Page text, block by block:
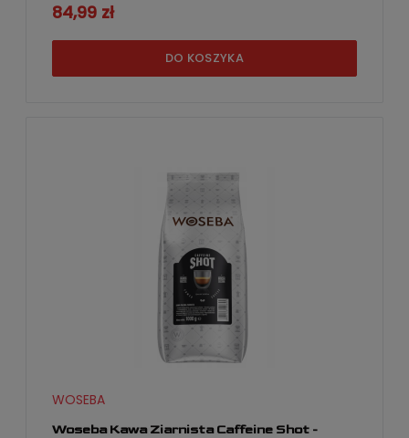
84,99 zł
DO KOSZYKA
Woseba Kawa Ziarnista Caffeine Shot -
WOSEBA